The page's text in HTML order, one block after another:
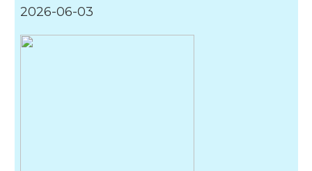
2026-06-03